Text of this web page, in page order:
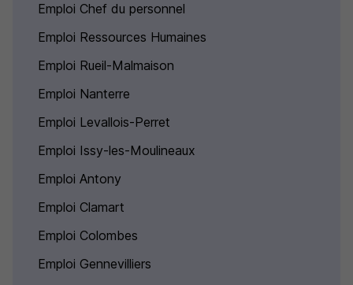
Emploi Chef du personnel
Emploi Ressources Humaines
Emploi Rueil-Malmaison
Emploi Nanterre
Emploi Levallois-Perret
Emploi Issy-les-Moulineaux
Emploi Antony
Emploi Clamart
Emploi Colombes
Emploi Gennevilliers